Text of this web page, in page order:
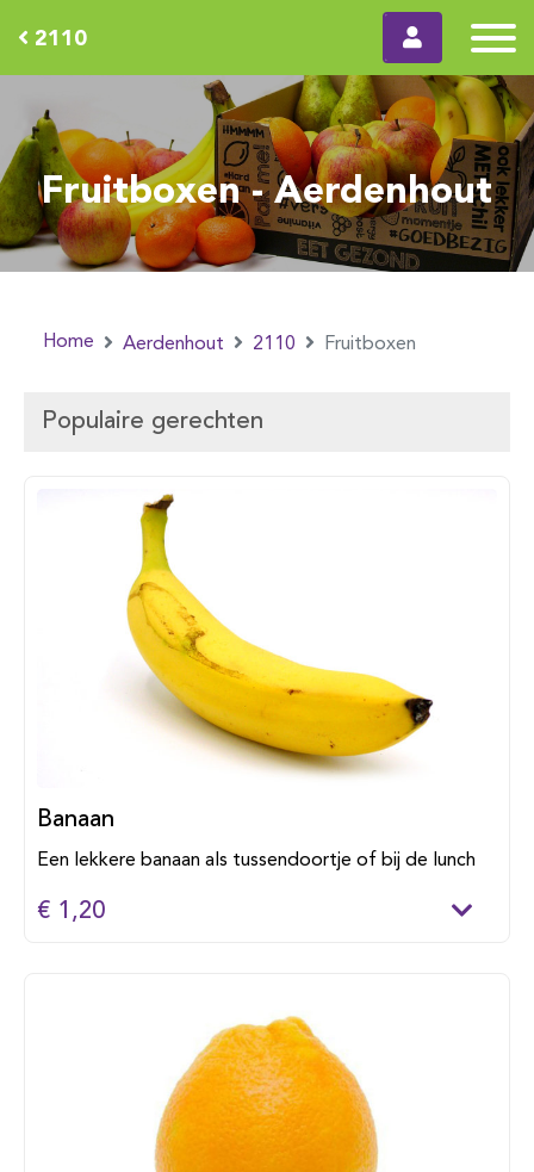
2110
Fruitboxen - Aerdenhout
Home Aerdenhout 2110 Fruitboxen
Populaire gerechten
Banaan
Een lekkere banaan als tussendoortje of bij de lunch
€ 1,20